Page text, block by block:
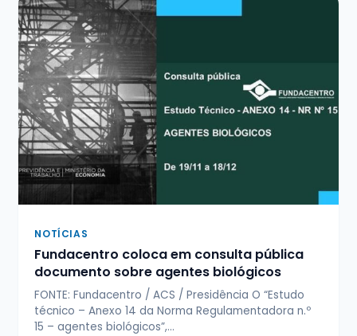
NOTÍCIAS
Fundacentro coloca em consulta pública
documento sobre agentes biológicos
FONTE: Fundacentro / ACS / Presidência O “Estudo
técnico – Anexo 14 da Norma Regulamentadora n.º
15 – agentes biológicos”,…